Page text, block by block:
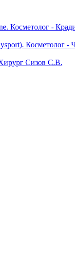
Косметолог -
Косметолог -
Сизов С.В.